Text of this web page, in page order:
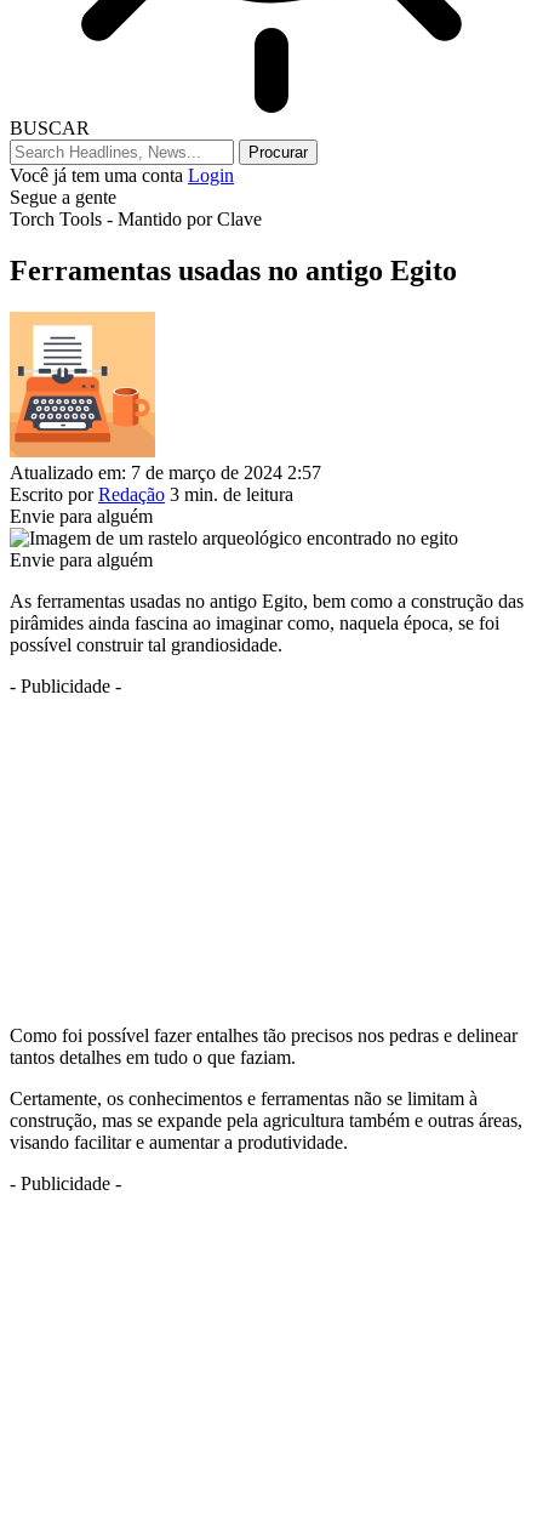
BUSCAR
Você já tem uma conta Login
Segue a gente
Torch Tools - Mantido por Clave
Ferramentas usadas no antigo Egito
Atualizado em: 7 de março de 2024 2:57
Escrito por Redação 3 min. de leitura
Envie para alguém
Envie para alguém
As ferramentas usadas no antigo Egito, bem como a construção das
pirâmides ainda fascina ao imaginar como, naquela época, se foi
possível construir tal grandiosidade.
- Publicidade -
Como foi possível fazer entalhes tão precisos nos pedras e delinear
tantos detalhes em tudo o que faziam.
Certamente, os conhecimentos e ferramentas não se limitam à
construção, mas se expande pela agricultura também e outras áreas,
visando facilitar e aumentar a produtividade.
- Publicidade -